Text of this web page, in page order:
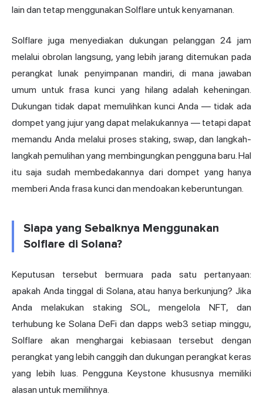
lain dan tetap menggunakan Solflare untuk kenyamanan.
Solflare juga menyediakan dukungan pelanggan 24 jam
melalui obrolan langsung, yang lebih jarang ditemukan pada
perangkat lunak penyimpanan mandiri, di mana jawaban
umum untuk frasa kunci yang hilang adalah keheningan.
Dukungan tidak dapat memulihkan kunci Anda — tidak ada
dompet yang jujur yang dapat melakukannya — tetapi dapat
memandu Anda melalui proses staking, swap, dan langkah-
langkah pemulihan yang membingungkan pengguna baru. Hal
itu saja sudah membedakannya dari dompet yang hanya
memberi Anda frasa kunci dan mendoakan keberuntungan.
Siapa yang Sebaiknya Menggunakan
Solflare di Solana?
Keputusan tersebut bermuara pada satu pertanyaan:
apakah Anda tinggal di Solana, atau hanya berkunjung? Jika
Anda melakukan staking SOL, mengelola NFT, dan
terhubung ke Solana DeFi dan dapps web3 setiap minggu,
Solflare akan menghargai kebiasaan tersebut dengan
perangkat yang lebih canggih dan dukungan perangkat keras
yang lebih luas. Pengguna Keystone khususnya memiliki
alasan untuk memilihnya.